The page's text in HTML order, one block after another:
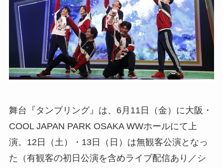
舞台『タンブリング』は、6月11日（金）に大阪・
COOL JAPAN PARK OSAKA WWホールにて上
演。12日（土）・13日（日）は無観客公演となっ
た（有観客の初日公演を含めライブ配信あり／シ